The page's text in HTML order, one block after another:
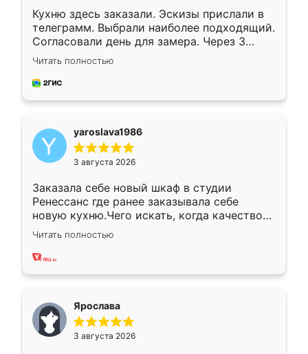
Кухню здесь заказали. Эскизы прислали в
телеграмм. Выбрали наиболее подходящий.
Согласовали день для замера. Через 3
недели кухня была уже готова. Остались
довольны работой. Спасибо Ренессанс
мебель за качественную работу!
Читать полностью
yaroslava1986
3 августа 2026
Заказала себе новый шкаф в студии
Ренессанс где ранее заказывала себе
новую кухню.Чего искать, когда качеством
вполне довольна. Служит кухня уже почти
два года, нареканий нет.
Читать полностью
Ярослава
3 августа 2026